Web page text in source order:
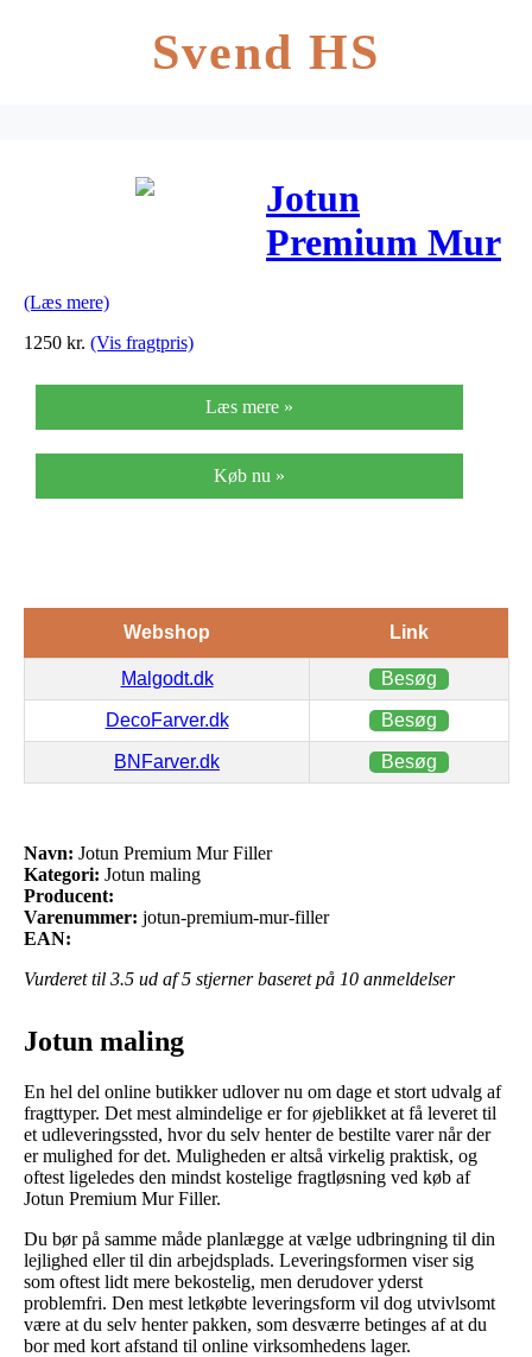
Svend HS
Jotun
Premium Mur
(Læs mere)
1250 kr. (Vis fragtpris)
Læs mere »
Køb nu »
Webshop Link
Malgodt.dk Besøg
DecoFarver.dk Besøg
BNFarver.dk Besøg
Navn: Jotun Premium Mur Filler
Kategori: Jotun maling
Producent:
Varenummer: jotun-premium-mur-filler
EAN:
Vurderet til 3.5 ud af 5 stjerner baseret på 10 anmeldelser
Jotun maling
En hel del online butikker udlover nu om dage et stort udvalg af
fragttyper. Det mest almindelige er for øjeblikket at få leveret til
et udleveringssted, hvor du selv henter de bestilte varer når der
er mulighed for det. Muligheden er altså virkelig praktisk, og
oftest ligeledes den mindst kostelige fragtløsning ved køb af
Jotun Premium Mur Filler.
Du bør på samme måde planlægge at vælge udbringning til din
lejlighed eller til din arbejdsplads. Leveringsformen viser sig
som oftest lidt mere bekostelig, men derudover yderst
problemfri. Den mest letkøbte leveringsform vil dog utvivlsomt
være at du selv henter pakken, som desværre betinges af at du
bor med kort afstand til online virksomhedens lager.